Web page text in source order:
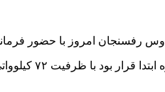
به گزارش معین عسکری پور